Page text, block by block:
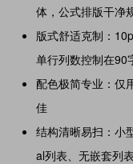
体，公式排版干净
版式舒适克制：
单行列数控制在90
配色极简专业：仅
佳
结构清晰易扫：小
al列表、无嵌套列